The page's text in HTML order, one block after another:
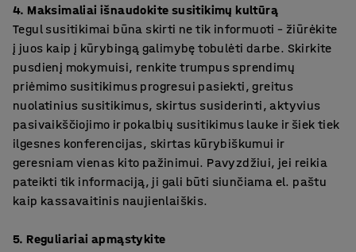
4. Maksimaliai išnaudokite susitikimų kultūrą
Tegul susitikimai būna skirti ne tik informuoti – žiūrėkite
į juos kaip į kūrybingą galimybę tobulėti darbe. Skirkite
pusdienį mokymuisi, renkite trumpus sprendimų
priėmimo susitikimus progresui pasiekti, greitus
nuolatinius susitikimus, skirtus susiderinti, aktyvius
pasivaikščiojimo ir pokalbių susitikimus lauke ir šiek tiek
ilgesnes konferencijas, skirtas kūrybiškumui ir
geresniam vienas kito pažinimui. Pavyzdžiui, jei reikia
pateikti tik informaciją, ji gali būti siunčiama el. paštu
kaip kassavaitinis naujienlaiškis.
5. Reguliariai apmąstykite